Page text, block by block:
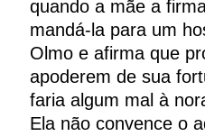
quando a mãe a
mandá-la para um
Olmo e afirma que
apoderem de sua
faria algum mal à
Ela não convence o